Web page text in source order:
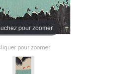
pour zoomer
pour zoomer